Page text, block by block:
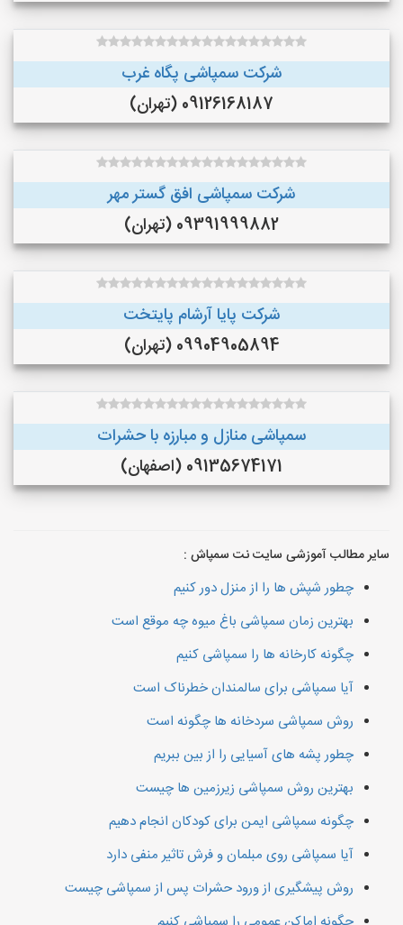
شرکت سمپاشی پگاه غرب
09126168187 (تهران)
شرکت سمپاشی افق گستر مهر
09391999882 (تهران)
شرکت پایا آرشام پایتخت
09904905894 (تهران)
سمپاشی منازل و مبارزه با حشرات
09135674171 (اصفهان)
سایر مطالب آموزشی سایت نت سمپاش :
چطور شپش ها را از منزل دور کنیم
بهترین زمان سمپاشی باغ میوه چه موقع است
چگونه کارخانه ها را سمپاشی کنیم
آیا سمپاشی برای سالمندان خطرناک است
روش سمپاشی سردخانه ها چگونه است
چطور پشه های آسیایی را از بین ببریم
بهترین روش سمپاشی زیرزمین ها چیست
چگونه سمپاشی ایمن برای کودکان انجام دهیم
آیا سمپاشی روی مبلمان و فرش تاثیر منفی دارد
روش پیشگیری از ورود حشرات پس از سمپاشی چیست